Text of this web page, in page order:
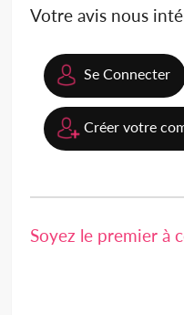
Votre avis nous
Se Connecter
Créer votre
Soyez le premier à